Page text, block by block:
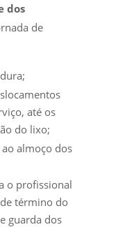
dos
de
até os
do lixo;
almoço dos
o profissional
término do
guarda dos